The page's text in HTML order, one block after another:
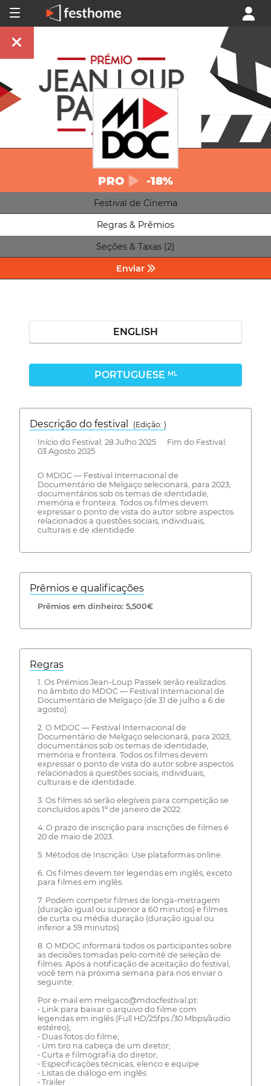
PRO -18%
Festival de Cinema
Regras & Prêmios
Seções & Taxas (2)
Enviar
ENGLISH
PORTUGUESE ML
Descrição do festival
(Edição: )
Início do Festival: 28 Julho 2025 Fim do Festival:
03 Agosto 2025
O MDOC — Festival Internacional de
Documentário de Melgaço selecionará, para 2023,
documentários sob os temas de identidade,
memória e fronteira. Todos os filmes devem
expressar o ponto de vista do autor sobre aspectos
relacionados a questões sociais, individuais,
culturais e de identidade.
Prêmios e qualificações
Prêmios em dinheiro: 5,500€
Regras
1. Os Prémios Jean-Loup Passek serão realizados
no âmbito do MDOC — Festival Internacional de
Documentário de Melgaço (de 31 de julho a 6 de
agosto).
2. O MDOC — Festival Internacional de
Documentário de Melgaço selecionará, para 2023,
documentários sob os temas de identidade,
memória e fronteira. Todos os filmes devem
expressar o ponto de vista do autor sobre aspectos
relacionados a questões sociais, individuais,
culturais e de identidade.
3. Os filmes só serão elegíveis para competição se
concluídos após 1º de janeiro de 2022.
4. O prazo de inscrição para inscrições de filmes é
20 de maio de 2023.
5. Métodos de Inscrição: Use plataformas online.
6. Os filmes devem ter legendas em inglês, exceto
para filmes em inglês.
7. Podem competir filmes de longa-metragem
(duração igual ou superior a 60 minutos) e filmes
de curta ou média duração (duração igual ou
inferior a 59 minutos).
8. O MDOC informará todos os participantes sobre
as decisões tomadas pelo comitê de seleção de
filmes. Após a notificação de aceitação do festival,
você tem na próxima semana para nos enviar o
seguinte:
Por e-mail em melgaco@mdocfestival.pt:
• Link para baixar o arquivo do filme com
legendas em inglês (Full HD/25fps /30 Mbps/áudio
estéreo);
• Duas fotos do filme;
• Um tiro na cabeça de um diretor;
• Curta e filmografia do diretor;
• Especificações técnicas, elenco e equipe
• Listas de diálogo em inglês
• Trailer